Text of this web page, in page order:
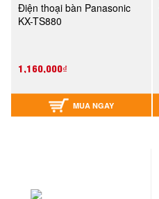
Điện thoại bàn Panasonic
KX-TS880
1,160,000₫
MUA NGAY